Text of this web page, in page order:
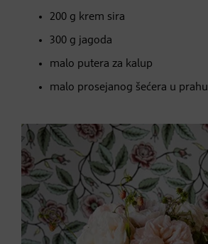
200 g krem sira
300 g jagoda
malo putera za kalup
malo prosejanog šećera u prahu